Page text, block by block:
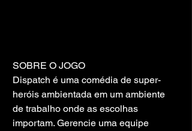
SOBRE O JOGO
Dispatch é uma comédia de super-
heróis ambientada em um ambiente
de trabalho onde as escolhas
importam. Gerencie uma equipe